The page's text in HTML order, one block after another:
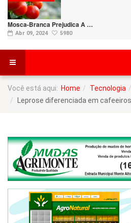
Mosca-Branca Prejudica A …
Abr 09, 2024 5980
Você está aqui: Home Tecnologia
Leprose diferenciada em